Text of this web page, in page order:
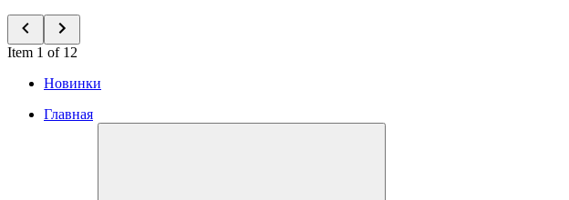
Item 1 of 12
Новинки
Главная